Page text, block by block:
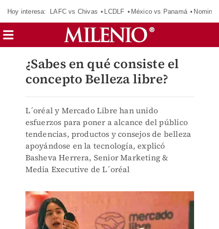
Hoy interesa: LAFC vs Chivas LCDLF México vs Panamá
¿Sabes en qué consiste el
concepto Belleza libre?
L´oréal y Mercado Libre han unido
esfuerzos para poner a alcance del público
tendencias, productos y consejos de belleza
apoyándose en la tecnología, explicó
Basheva Herrera, Senior Marketing &
Media Executive de L´oréal